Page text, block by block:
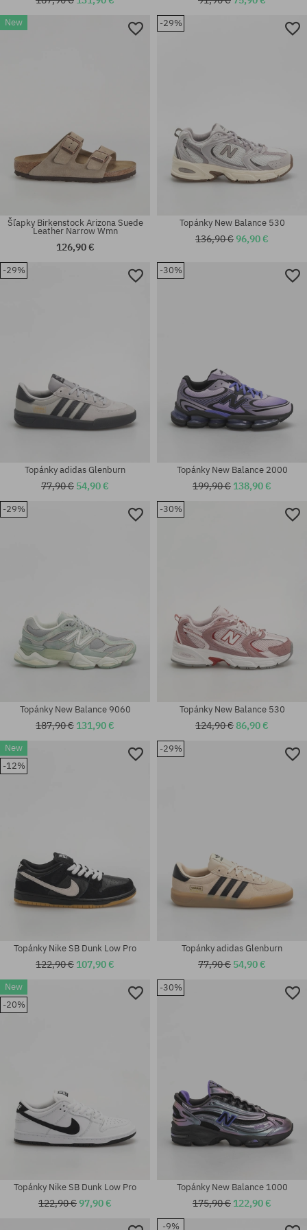
Dostupné veľkosti:
New
Šľapky Birkenstock Arizona Suede
Leather Narrow Wmn
126,90 €
-29%
Topánky New Balance 530
136,90 €96,90 €
-29%
Dostupné veľkosti:
Topánky adidas Glenburn
77,90 € 54,90 €
-30%
Dostupné veľkosti:
Topánky New Balance 2000
199,90 € 138,90 €
-29%
Dostupné veľkosti:
Topánky New Balance 9060
187,90 € 131,90 €
-30%
Topánky New Balance 530
124,90 €86,90 €
New
-12%
Topánky Nike SB Dunk Low Pro
122,90 € 107,90 €
-29%
Topánky adidas Glenburn
77,90 € 54,90 €
New
-20%
Topánky Nike SB Dunk Low Pro
122,90 €97,90 €
-30%
Topánky New Balance 1000
175,90 € 122,90 €
-9%